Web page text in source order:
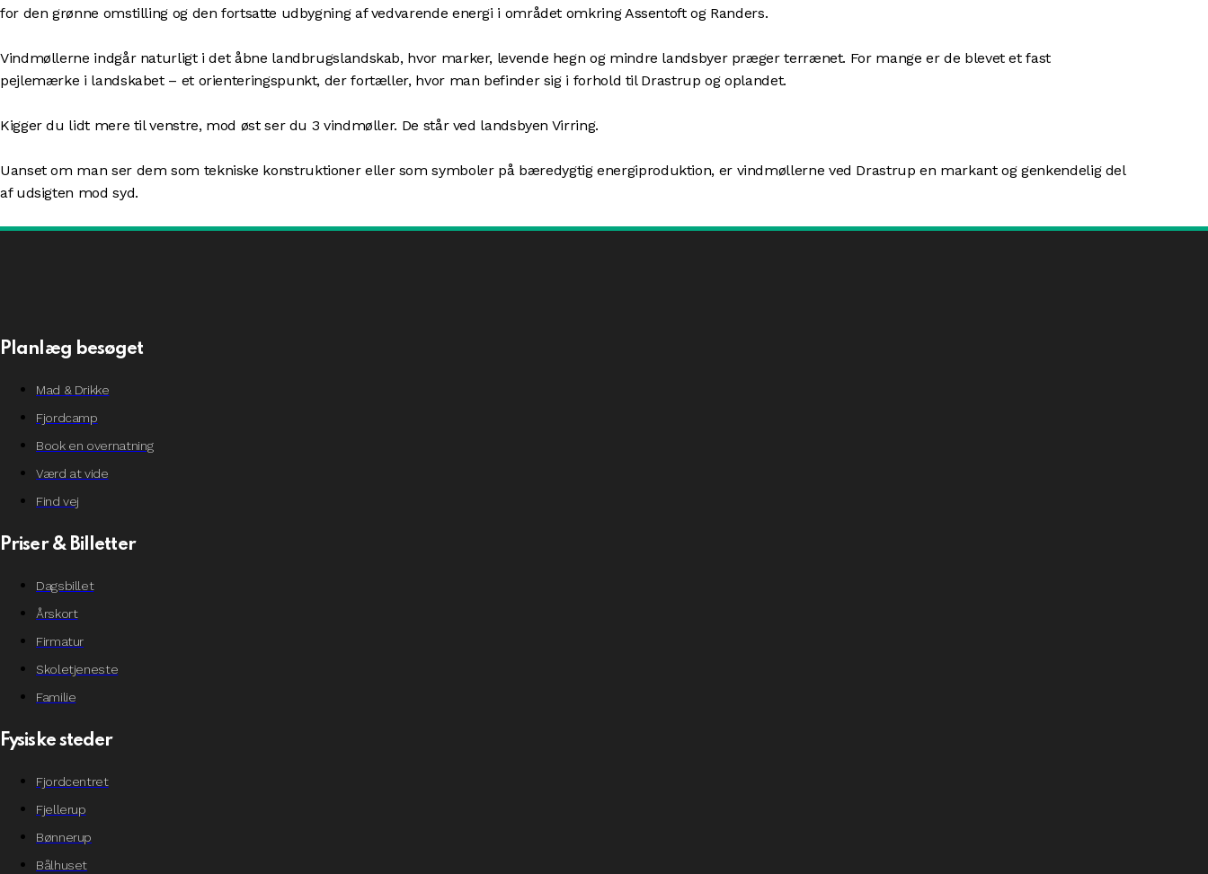
for den grønne omstilling og den fortsatte udbygning af vedvarende energi i området omkringAssentoftog Randers.
Vindmøllerne indgår naturligt i det åbne landbrugslandskab, hvor marker, levende hegn og mindre landsbyer præger terrænet. For mange er de blevet et fast
pejlemærke i landskabet – et orienteringspunkt, der fortæller, hvor man befinder sig i forhold til Drastrup og oplandet.
Kigger du lidt mere til venstre, mod øst ser du 3 vindmøller. De står ved landsbyen Virring.
Uanset om man ser dem som tekniske konstruktioner eller som symboler på bæredygtig energiproduktion, er vindmøllerne ved Drastrup en markant og genkendelig del
af udsigten mod syd.
Planlæg besøget
Mad & Drikke
Fjordcamp
Book en overnatning
Værd at vide
Find vej
Priser & Billetter
Dagsbillet
Årskort
Firmatur
Skoletjeneste
Familie
Fysiske steder
Fjordcentret
Fjellerup
Bønnerup
Bålhuset